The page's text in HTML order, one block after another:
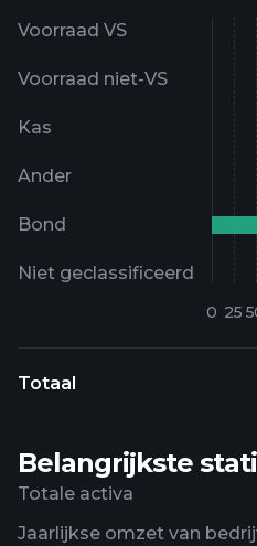
Belangrijkste
Totale activa
Jaarlijkse omzet van
Voorraad VS
Voorraad niet-VS
Kas
Ander
Bond
Niet geclassificeerd
Totaal